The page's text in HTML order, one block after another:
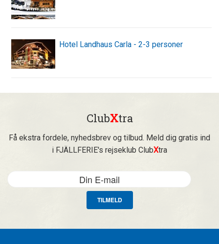
Hotel Landhaus Carla - 2-3 personer
ClubXtra
Få ekstra fordele, nyhedsbrev og tilbud. Meld dig gratis ind
i FJÄLLFERIE's rejseklub ClubXtra
TILMELD